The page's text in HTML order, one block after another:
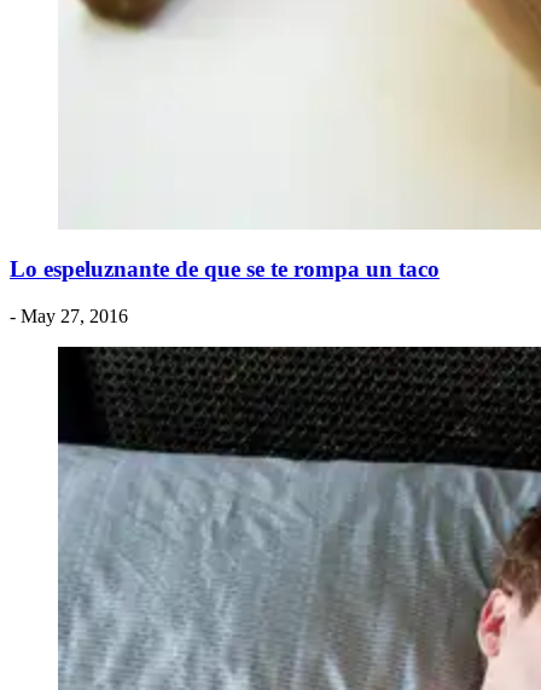
Lo espeluznante de que se te rompa un taco
- May 27, 2016